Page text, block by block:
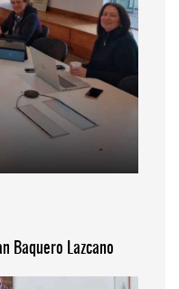
Baquero Lazcano